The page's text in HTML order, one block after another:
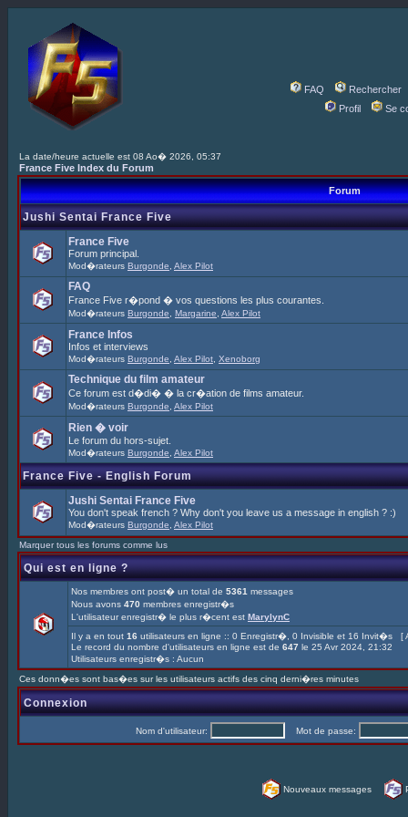
FAQ
Rechercher
Profil
Se
La date/heure actuelle est 08 Ao� 2026, 05:37
France Five Index du Forum
Forum
Jushi Sentai France Five
France Five
Forum principal.
Mod�rateurs Burgonde Alex Pilot
FAQ
France Five r�pond � vos questions les plus courantes.
Mod�rateurs Burgonde Margarine Alex Pilot
France Infos
Infos et interviews
Mod�rateurs Burgonde Alex Pilot Xenoborg
Technique du film amateur
Ce forum est d�di� � la cr�ation de films amateur.
Mod�rateurs Burgonde Alex Pilot
Rien � voir
Le forum du hors-sujet.
Mod�rateurs Burgonde Alex Pilot
France Five - English Forum
Jushi Sentai France Five
You don't speak french ? Why don't you leave us a message in english ? :)
Mod�rateurs Burgonde Alex Pilot
Marquer tous les forums comme lus
Qui est en ligne ?
Nos membres ont post� un total de 5361 messages
Nous avons 470 membres enregistr�s
L'utilisateur enregistr� le plus r�cent est MarylynC
Il y a en tout 16 utilisateurs en ligne :: 0 Enregistr�, 0 Invisible et 16 Invit�s [
Le record du nombre d'utilisateurs en ligne est de 647 le 25 Avr 2024, 21:32
Utilisateurs enregistr�s : Aucun
Ces donn�es sont bas�es sur les utilisateurs actifs des cinq derni�res minutes
Connexion
Nom d'utilisateur: Mot de passe:
Nouveaux messages